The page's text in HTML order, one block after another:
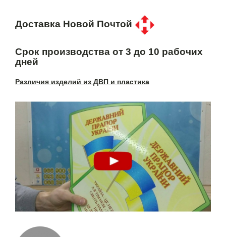
Доставка Новой Почтой
Срок производства от 3 до 10 рабочих
дней
Различия изделий из ДВП и пластика